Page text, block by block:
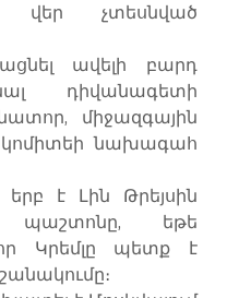
վեր չտեսնված
ավելի բարդ
դիվանագետի
միջազգային
կոմիտեի նախագահ
է Լին Թրեյսին
պաշտոնը, եթե
Կրեմլը պետք է